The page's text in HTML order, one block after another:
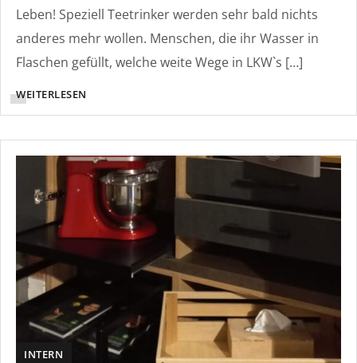
Leben! Speziell Teetrinker werden sehr bald nichts
anderes mehr wollen. Menschen, die ihr Wasser in
Flaschen gefüllt, welche weite Wege in LKW`s […]
WEITERLESEN
INTERN